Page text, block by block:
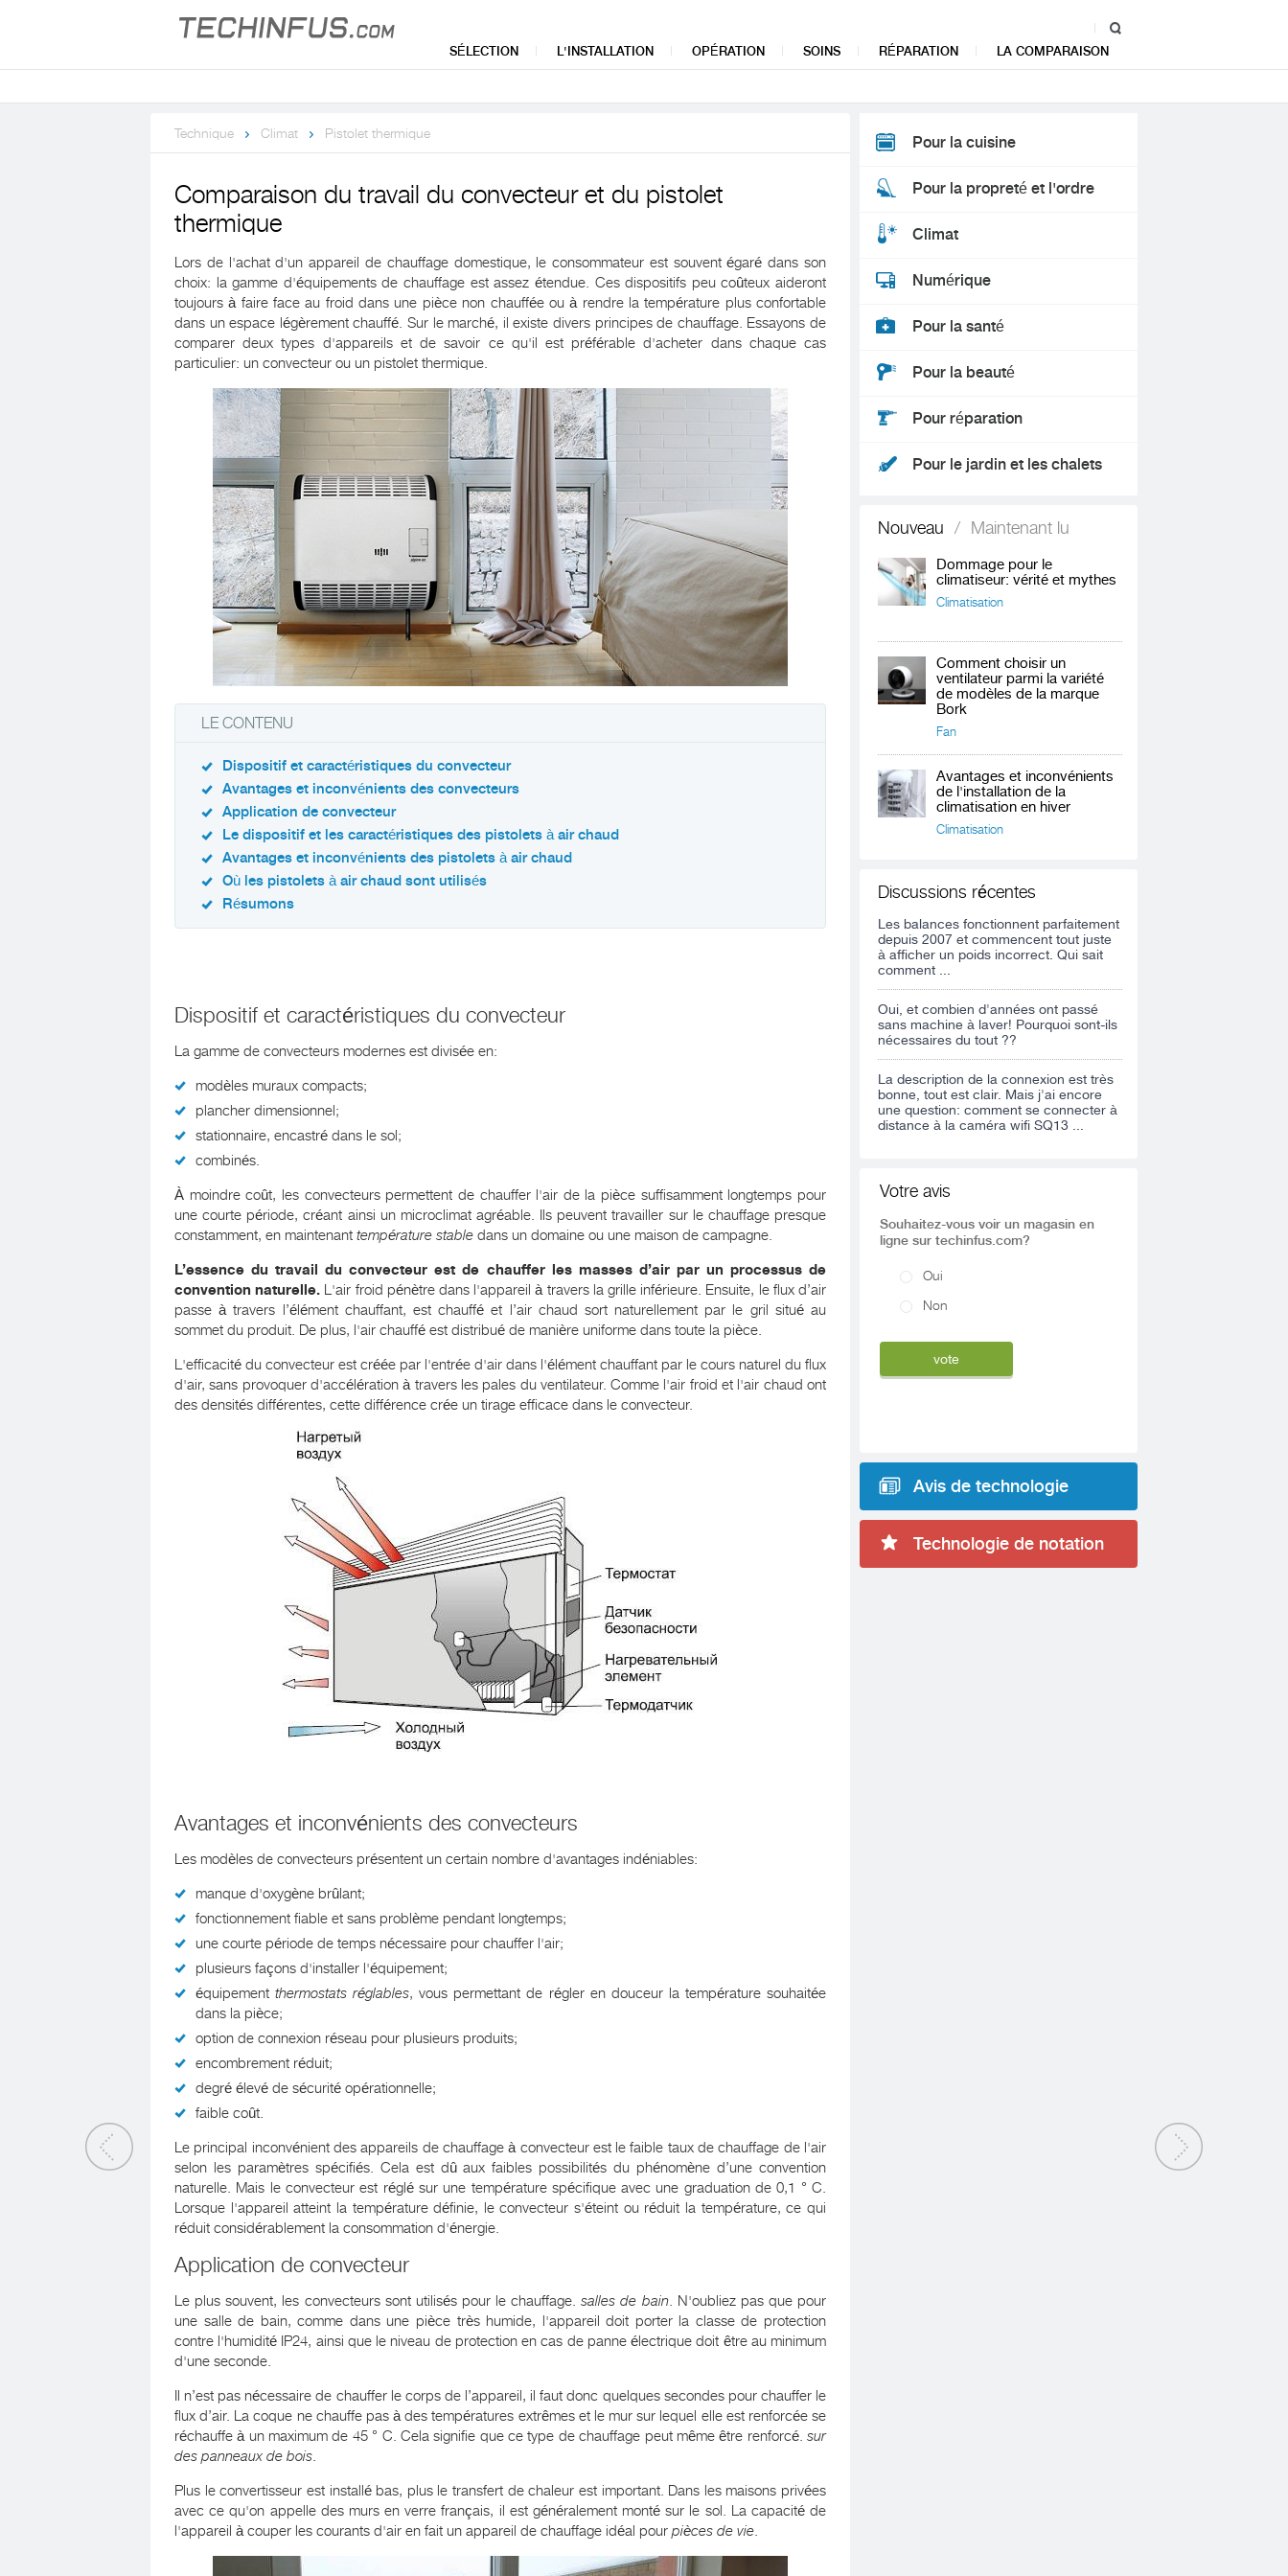
SÉLECTION L'INSTALLATION OPÉRATION SOINS RÉPARATION LA COMPARAISON
Technique Climat Pistolet thermique
Comparaison du travail du convecteur et du pistolet
thermique
Lors de l'achat d'un appareil de chauffage domestique, le consommateur est souvent égaré dans son
choix: la gamme d'équipements de chauffage est assez étendue. Ces dispositifs peu coûteux aideront
toujours à faire face au froid dans une pièce non chauffée ou à rendre la température plus confortable
dans un espace légèrement chauffé. Sur le marché, il existe divers principes de chauffage. Essayons de
comparer deux types d'appareils et de savoir ce qu'il est préférable d'acheter dans chaque cas
particulier: un convecteur ou un pistolet thermique.
LE CONTENU
Dispositif et caractéristiques du convecteur
Avantages et inconvénients des convecteurs
Application de convecteur
Le dispositif et les caractéristiques des pistolets à air chaud
Avantages et inconvénients des pistolets à air chaud
Où les pistolets à air chaud sont utilisés
Résumons
Dispositif et caractéristiques du convecteur
La gamme de convecteurs modernes est divisée en:
modèles muraux compacts;
plancher dimensionnel;
stationnaire, encastré dans le sol;
combinés.
À moindre coût, les convecteurs permettent de chauffer l'air de la pièce suffisamment longtemps pour
une courte période, créant ainsi un microclimat agréable. Ils peuvent travailler sur le chauffage presque
constamment, en maintenant température stable dans un domaine ou une maison de campagne.
L’essence du travail du convecteur est de chauffer les masses d’air par un processus de
convention naturelle. L'air froid pénètre dans l'appareil à travers la grille inférieure. Ensuite, le flux d’air
passe à travers l’élément chauffant, est chauffé et l’air chaud sort naturellement par le gril situé au
sommet du produit. De plus, l'air chauffé est distribué de manière uniforme dans toute la pièce.
L'efficacité du convecteur est créée par l'entrée d'air dans l'élément chauffant par le cours naturel du flux
d'air, sans provoquer d'accélération à travers les pales du ventilateur. Comme l'air froid et l'air chaud ont
des densités différentes, cette différence crée un tirage efficace dans le convecteur.
Avantages et inconvénients des convecteurs
Les modèles de convecteurs présentent un certain nombre d'avantages indéniables:
manque d'oxygène brûlant;
fonctionnement fiable et sans problème pendant longtemps;
une courte période de temps nécessaire pour chauffer l'air;
plusieurs façons d'installer l'équipement;
équipementthermostats réglables, vous permettant de régler en douceur la température souhaitée
dans la pièce;
option de connexion réseau pour plusieurs produits;
encombrement réduit;
degré élevé de sécurité opérationnelle;
faible coût.
Le principal inconvénient des appareils de chauffage à convecteur est le faible taux de chauffage de l'air
selon les paramètres spécifiés. Cela est dû aux faibles possibilités du phénomène d’une convention
naturelle. Mais le convecteur est réglé sur une température spécifique avec une graduation de 0,1 ° C.
Lorsque l'appareil atteint la température définie, le convecteur s'éteint ou réduit la température, ce qui
réduit considérablement la consommation d'énergie.
Application de convecteur
Le plus souvent, les convecteurs sont utilisés pour le chauffage.salles de bain. N'oubliez pas que pour
une salle de bain, comme dans une pièce très humide, l'appareil doit porter la classe de protection
contre l'humidité IP24, ainsi que le niveau de protection en cas de panne électrique doit être au minimum
d'une seconde.
Il n’est pas nécessaire de chauffer le corps de l’appareil, il faut donc quelques secondes pour chauffer le
flux d’air. La coque ne chauffe pas à des températures extrêmes et le mur sur lequel elle est renforcée se
réchauffe à un maximum de 45 ° C. Cela signifie que ce type de chauffage peut même être renforcé. sur
des panneaux de bois.
Plus le convertisseur est installé bas, plus le transfert de chaleur est important. Dans les maisons privées
avec ce qu'on appelle des murs en verre français, il est généralement monté sur le sol. La capacité de
l'appareil à couper les courants d'air en fait un appareil de chauffage idéal pour pièces de vie.
Pour la cuisine
Pour la propreté et l'ordre
Climat
Numérique
Pour la santé
Pour la beauté
Pour réparation
Pour le jardin et les chalets
Nouveau / Maintenant lu
Dommage pour le
climatiseur: vérité et mythes
Climatisation
Comment choisir un
ventilateur parmi la variété
de modèles de la marque
Bork
Fan
Avantages et inconvénients
de l'installation de la
climatisation en hiver
Climatisation
Discussions récentes
Les balances fonctionnent parfaitement
depuis 2007 et commencent tout juste
à afficher un poids incorrect. Qui sait
comment ...
Oui, et combien d'années ont passé
sans machine à laver! Pourquoi sont-ils
nécessaires du tout ??
La description de la connexion est très
bonne, tout est clair. Mais j'ai encore
une question: comment se connecter à
distance à la caméra wifi SQ13 ...
Votre avis
Souhaitez-vous voir un magasin en
ligne sur techinfus.com?
Oui
Non
Avis de technologie
Technologie de notation